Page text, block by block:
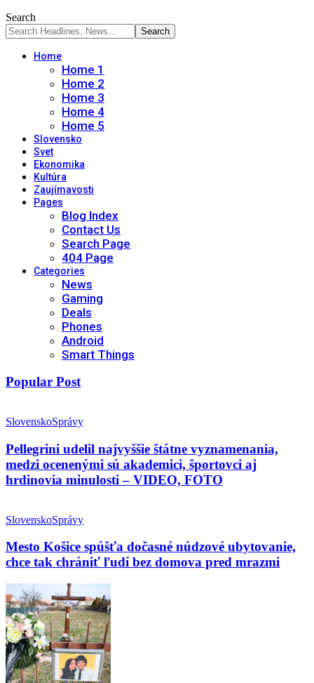
Search
Home
Home 1
Home 2
Home 3
Home 4
Home 5
Slovensko
Svet
Ekonomika
Kultúra
Zaujímavosti
Pages
Blog Index
Contact Us
Search Page
404 Page
Categories
News
Gaming
Deals
Phones
Android
Smart Things
Popular Post
SlovenskoSprávy
Pellegrini udelil najvyššie štátne vyznamenania,
medzi ocenenými sú akademici, športovci aj
hrdinovia minulosti – VIDEO, FOTO
SlovenskoSprávy
Mesto Košice spúšťa dočasné núdzové ubytovanie,
chce tak chrániť ľudí bez domova pred mrazmi